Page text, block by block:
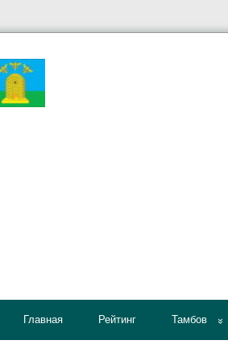
Главная Рейтинг Тамбов